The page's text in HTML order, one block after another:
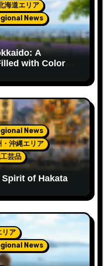
海道エリア
News
A
with Color
News
沖縄エリア
芸品
of Hakata
リア
News